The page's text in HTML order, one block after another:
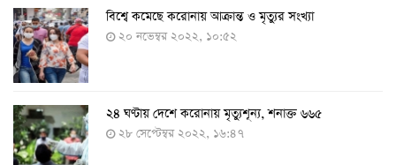
বিশ্বে কমেছে করোনায় আক্রান্ত ও মৃত্যুর সংখ্যা
২০ নভেম্বর ২০২২, ১০:৫২
২৪ ঘণ্টায় দেশে করোনায় মৃত্যুশূন্য, শনাক্ত ৬৬৫
২৮ সেপ্টেম্বর ২০২২, ১৬:৪৭